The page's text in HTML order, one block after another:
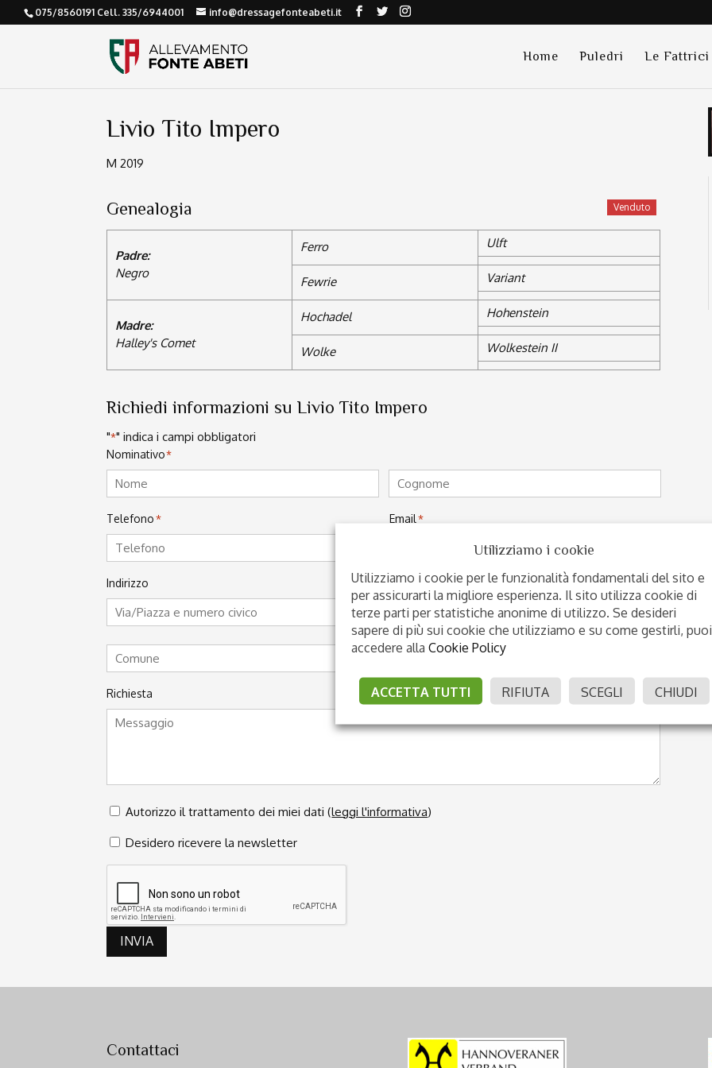
075/8560191 Cell. 335/6944001 info@dressagefonteabeti.it
Home Puledri Le Fattrici
Livio Tito Impero
M 2019
Venduto
Genealogia
Padre:
Negro
Ferro Ulft
Fewrie Variant
Madre:
Halley's Comet
Hochadel Hohenstein
Wolke Wolkestein II
Richiedi informazioni su Livio Tito Impero
"*" indica i campi obbligatori
Nominativo*
Telefono* Email*
Indirizzo
Via/Piazza/Corso
civico
Provincia
Richiesta
Privacy*
Autorizzo il trattamento dei miei dati (leggi l'informativa)
Newsletter
Desidero ricevere la newsletter
INVIA
Contattaci
Utilizziamo i cookie
Utilizziamo i cookie per le funzionalità fondamentali del sito e
per assicurarti la migliore esperienza. Il sito utilizza cookie di
terze parti per statistiche anonime di utilizzo. Se desideri
sapere di più sui cookie che utilizziamo e su come gestirli, puoi
accedere alla Cookie Policy
ACCETTA TUTTI RIFIUTA SCEGLI CHIUDI